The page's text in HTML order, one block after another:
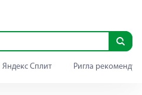
Яндекс Сплит Ригла